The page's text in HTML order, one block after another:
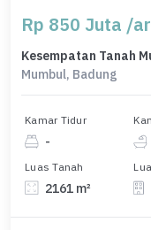
Rp 850 Juta /
Kesempatan Tanah
Mumbul, Badung
Kamar Tidur
-
Luas Tanah
2161 m²